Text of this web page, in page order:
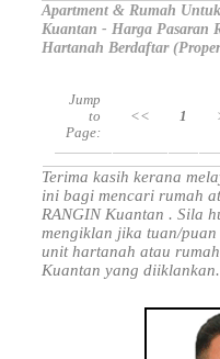
Apartment & Rumah
Kuantan - Harga Pasaran
Hartanah Berdaftar
Jump
to
Page:
<< 1
Terima kasih kerana
ini bagi mencari rumah
RANGIN Kuantan . Sila
mengiklan jika tuan/
unit hartanah atau
Kuantan yang diiklankan.